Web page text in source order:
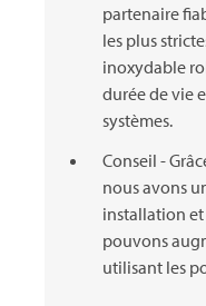
partenaire
les plus
inoxydable
durée de vie
systèmes.
Conseil -
nous avons
installation
pouvons
utilisant les